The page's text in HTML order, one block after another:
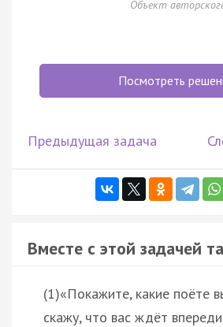
Объект
Посмотреть
Предыдущая задача
Вместе с этой задачей
(1)«Покажите, какие поёте
скажу, что вас ждёт